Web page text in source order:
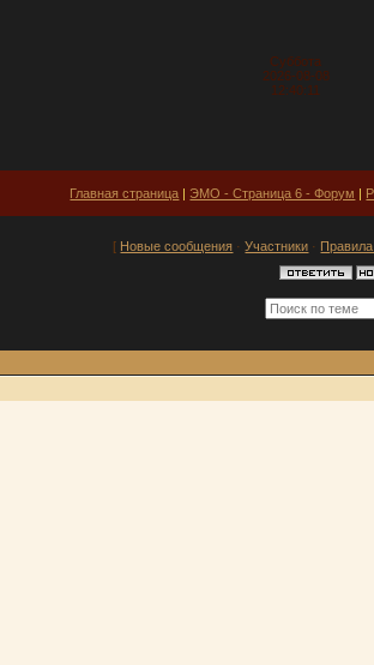
Суббота
2026-08-08
12:40:11
Главная страница | ЭМО - Страница 6 - Форум |
[ Новые сообщения ·Участники ·